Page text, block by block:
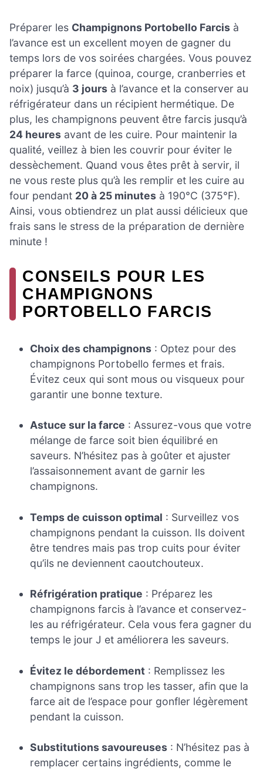
Préparer les Champignons Portobello Farcis à
l’avance est un excellent moyen de gagner du
temps lors de vos soirées chargées. Vous pouvez
préparer la farce (quinoa, courge, cranberries et
noix) jusqu’à 3 jours à l’avance et la conserver au
réfrigérateur dans un récipient hermétique. De
plus, les champignons peuvent être farcis jusqu’à
24 heures avant de les cuire. Pour maintenir la
qualité, veillez à bien les couvrir pour éviter le
dessèchement. Quand vous êtes prêt à servir, il
ne vous reste plus qu’à les remplir et les cuire au
four pendant 20 à 25 minutes à 190°C (375°F).
Ainsi, vous obtiendrez un plat aussi délicieux que
frais sans le stress de la préparation de dernière
minute !
CONSEILS POUR LES
CHAMPIGNONS
PORTOBELLO FARCIS
Choix des champignons : Optez pour des
champignons Portobello fermes et frais.
Évitez ceux qui sont mous ou visqueux pour
garantir une bonne texture.
Astuce sur la farce : Assurez-vous que votre
mélange de farce soit bien équilibré en
saveurs. N’hésitez pas à goûter et ajuster
l’assaisonnement avant de garnir les
champignons.
Temps de cuisson optimal : Surveillez vos
champignons pendant la cuisson. Ils doivent
être tendres mais pas trop cuits pour éviter
qu’ils ne deviennent caoutchouteux.
Réfrigération pratique : Préparez les
champignons farcis à l’avance et conservez-
les au réfrigérateur. Cela vous fera gagner du
temps le jour J et améliorera les saveurs.
Évitez le débordement : Remplissez les
champignons sans trop les tasser, afin que la
farce ait de l’espace pour gonfler légèrement
pendant la cuisson.
Substitutions savoureuses : N’hésitez pas à
remplacer certains ingrédients, comme le